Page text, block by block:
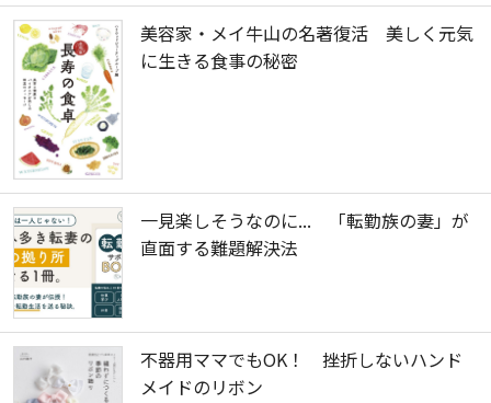
美容家・メイ牛山の名著復活 美しく元気
に生きる食事の秘密
一見楽しそうなのに... 「転勤族の妻」が
直面する難題解決法
不器用ママでもOK！ 挫折しないハンド
メイドのリボン